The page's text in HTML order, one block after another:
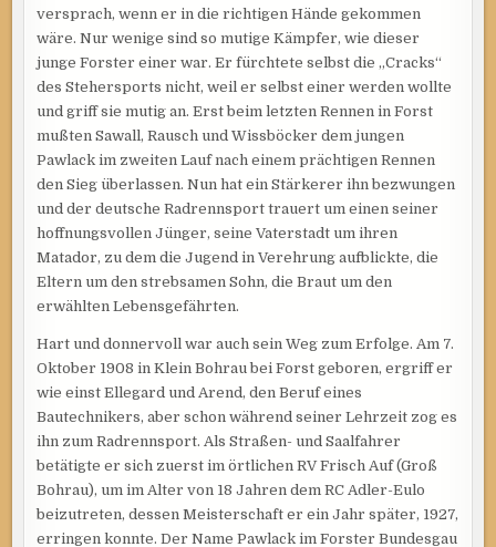
versprach, wenn er in die richtigen Hände gekommen
wäre. Nur wenige sind so mutige Kämpfer, wie dieser
junge Forster einer war. Er fürchtete selbst die „Cracks“
des Stehersports nicht, weil er selbst einer werden wollte
und griff sie mutig an. Erst beim letzten Rennen in Forst
mußten Sawall, Rausch und Wissböcker dem jungen
Pawlack im zweiten Lauf nach einem prächtigen Rennen
den Sieg überlassen. Nun hat ein Stärkerer ihn bezwungen
und der deutsche Radrennsport trauert um einen seiner
hoffnungsvollen Jünger, seine Vaterstadt um ihren
Matador, zu dem die Jugend in Verehrung aufblickte, die
Eltern um den strebsamen Sohn, die Braut um den
erwählten Lebensgefährten.
Hart und donnervoll war auch sein Weg zum Erfolge. Am 7.
Oktober 1908 in Klein Bohrau bei Forst geboren, ergriff er
wie einst Ellegard und Arend, den Beruf eines
Bautechnikers, aber schon während seiner Lehrzeit zog es
ihn zum Radrennsport. Als Straßen- und Saalfahrer
betätigte er sich zuerst im örtlichen RV Frisch Auf (Groß
Bohrau), um im Alter von 18 Jahren dem RC Adler-Eulo
beizutreten, dessen Meisterschaft er ein Jahr später, 1927,
erringen konnte. Der Name Pawlack im Forster Bundesgau